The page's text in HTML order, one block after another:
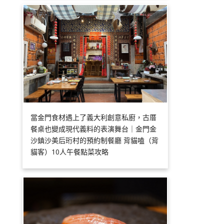
當金門食材遇上了義大利創意私廚，古厝
餐桌也變成現代義料的表演舞台｜金門金
沙鎮沙美后珩村的預約制餐廳 背貓嗑（背
貓客）10人午餐點菜攻略